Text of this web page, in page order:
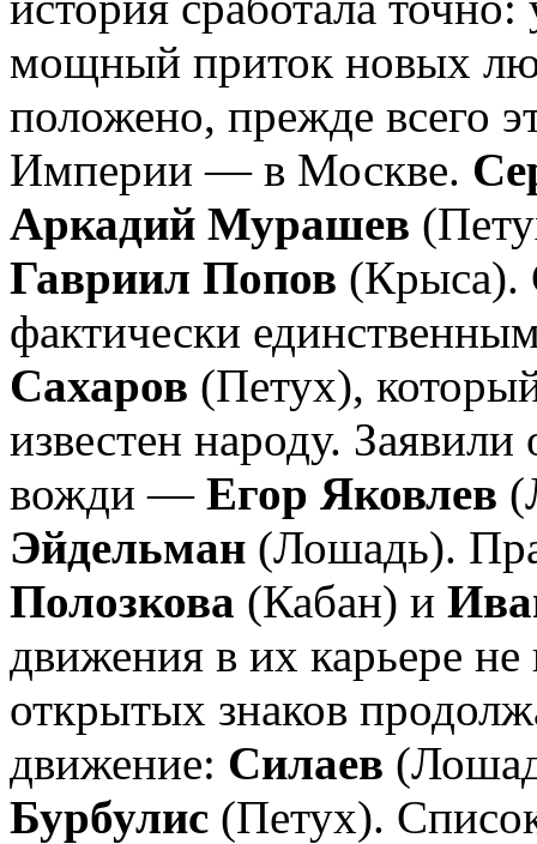
мощный приток новых
положено, прежде всего
Империи — в Москве.
Аркадий Мурашев
Гавриил Попов (Крыса).
фактически
Сахаров (Петух),
известен народу.
вожди — Егор Яковлев
Эйдельман (Лошадь).
Полозкова (Кабан) и
движения в их карьере
открытых знаков
движение: Силаев
Бурбулис (Петух).